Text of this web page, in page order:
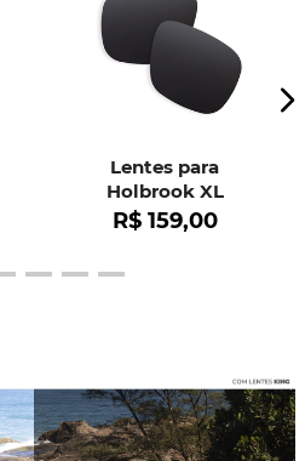
Lentes para
Holbrook XL
R$ 159,00